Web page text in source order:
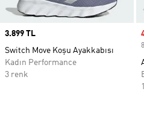
Price
3.899 TL
Switch Move Koşu Ayakkabısı
Kadın Performance
3 renk